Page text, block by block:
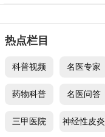
热点栏目
科普视频 名医专家
药物科普 名医问答
三甲医院 神经性皮炎